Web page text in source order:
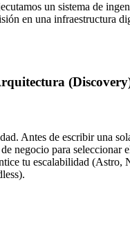
un sistema de
en una infraestructura
Antes de escribir una
negocio para seleccionar
tu escalabilidad (Astro,